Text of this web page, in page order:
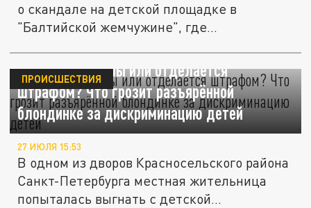
о скандале на детской площадке в
"Балтийской жемчужине", где...
Пять лет тюрьмы или отделается
штрафом? Что грозит разъярённой
блондинке за дискриминацию детей
ПРОИСШЕСТВИЯ
27 ИЮЛЯ 15:53
В одном из дворов Красносельского района
Санкт-Петербурга местная жительница
попыталась выгнать с детской...